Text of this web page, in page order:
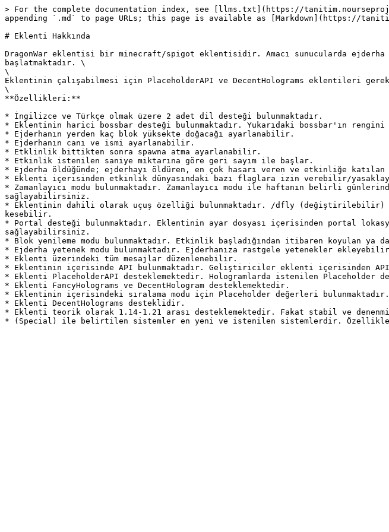
> For the complete documentation index, see [llms.txt](https://
appending `.md` to page URLs; this page is available as [Markdown](https://
# Eklenti Hakkında
DragonWar eklentisi bir minecraft/spigot eklentisidir. Amacı sunucularda
başlatmaktadır. \
\
Eklentinin çalışabilmesi için PlaceholderAPI ve DecentHolograms eklentileri
\
**Özellikleri:**
* İngilizce ve Türkçe olmak üzere 2 adet dil desteği bulunmaktadır.​
* Eklentinin harici bossbar desteği bulunmaktadır. Yukarıdaki bossbar'ın
* Ejderhanın yerden kaç blok yüksekte doğacağı ayarlanabilir.​
* Ejderhanın canı ve ismi ayarlanabilir.​
* Etklinlik bittikten sonra spawna atma ayarlanabilir.
* Etkinlik istenilen saniye miktarına göre geri sayım ile başlar.​
* Ejderha öldüğünde; ejderhayı öldüren, en çok hasarı veren ve etkinliğe
* Eklenti içerisinden etkinlik dünyasındaki bazı flaglara izin verebilir/
* Zamanlayıcı modu bulunmaktadır. Zamanlayıcı modu ile haftanın belirli
sağlayabilirsiniz.​
* Eklentinin dahili olarak uçuş özelliği bulunmaktadır. /dfly (değiştirilebilir)
kesebilir.​
* Portal desteği bulunmaktadır. Eklentinin ayar dosyası içerisinden portal
sağlayabilirsiniz.​
* Blok yenileme modu bulunmaktadır. Etkinlik başladığından itibaren koyulan
* Ejderha yetenek modu bulunmaktadır. Ejderhanıza rastgele yetenekler
* Eklenti üzerindeki tüm mesajlar düzenlenebilir.​
* Eklentinin içerisinde API bulunmaktadır. Geliştiriciler eklenti içerisinden
* Eklenti PlaceholderAPI desteklemektedir. Hologramlarda istenilen Placeholder
* Eklenti FancyHolograms ve DecentHologram desteklemektedir.
* Eklentinin içerisindeki sıralama modu için Placeholder değerleri bulunmaktadır.​
* Eklenti DecentHolograms desteklidir.​
* Eklenti teorik olarak 1.14-1.21 arası desteklemektedir. Fakat stabil ve